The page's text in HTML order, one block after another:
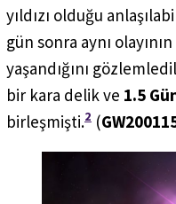
yıldızı olduğu
gün sonra aynı
yaşandığını
bir kara delik ve 1.5
birleşmişti.2 (